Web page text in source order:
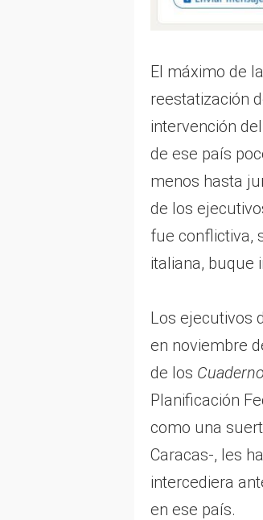
El máximo de
reestatización
intervención
de ese país
menos hasta
de los
fue conflictiva,
italiana, buque
Los ejecutivos
en noviembre
de los
Planificación
como una
Caracas-, les
intercediera
en ese país.